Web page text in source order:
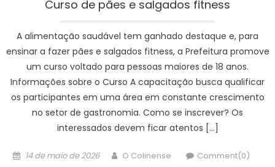
Curso de pães e salgados fitness
A alimentação saudável tem ganhado destaque e, para
ensinar a fazer pães e salgados fitness, a Prefeitura promove
um curso voltado para pessoas maiores de 18 anos.
Informações sobre o Curso A capacitação busca qualificar
os participantes em uma área em constante crescimento
no setor de gastronomia. Como se inscrever? Os
interessados devem ficar atentos […]
Posted
14 de maio de 2026 Author
O Colinense Comment(0)